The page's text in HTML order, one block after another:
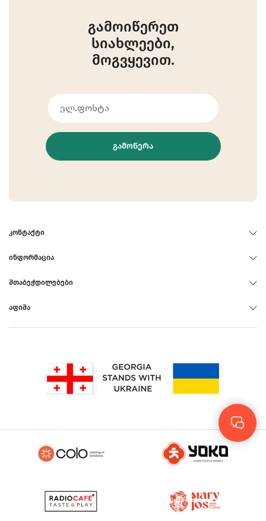
გამოიწერეთ
სიახლეები,
მოგვყევით.
ᲒᲐᲛᲝᲬᲔᲠᲐ
ᲙᲝᲜᲢᲐᲥᲢᲘ
ᲘᲜᲤᲝᲠᲛᲐᲪᲘᲐ
ᲨᲗᲐᲑᲔᲭᲓᲘᲚᲔᲑᲔᲑᲘ
ᲐᲤᲘᲨᲐ
Rus